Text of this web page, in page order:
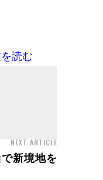
読む
NEXT ARTICLE
新境地を